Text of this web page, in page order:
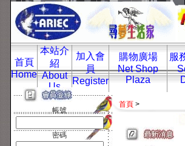
帳號
密碼
首頁
Home
本站介
紹
About
Us
加入會
員
Register
購物廣場
Net Shop
Plaza
服
首頁 >